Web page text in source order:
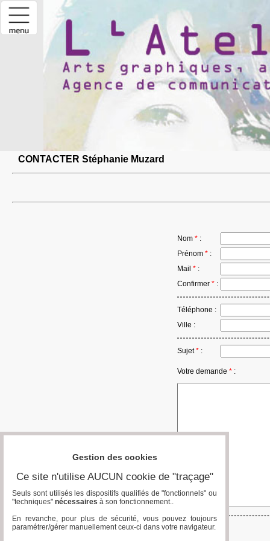
CONTACTER Stéphanie Muzard
Nom * :
Prénom * :
Mail * :
Confirmer * :
Téléphone :
Ville :
Sujet* :
Votre demande * :
Gestion des cookies
Ce site n'utilise AUCUN cookie de "traçage"
Seuls sont utilisés les dispositifs qualifiés de "fonctionnels" ou
"techniques" nécessaires à son fonctionnement..
En revanche, pour plus de sécurité, vous pouvez toujours
paramétrer/gérer manuellement ceux-ci dans votre navigateur.